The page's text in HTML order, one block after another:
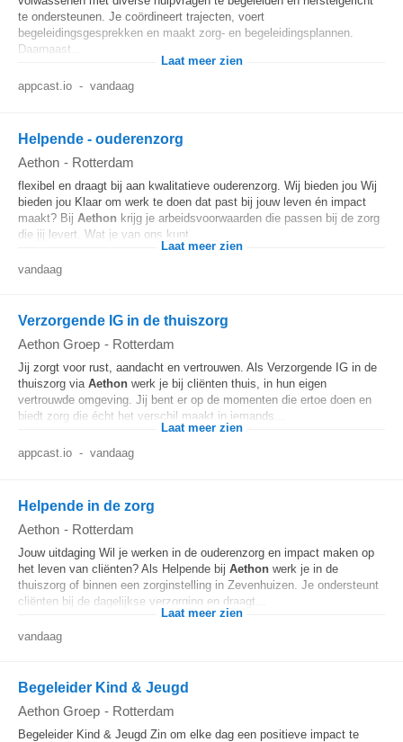
te ondersteunen. Je coördineert trajecten, voert
begeleidingsgesprekken en maakt zorg- en begeleidingsplannen.
Daarnaast...
Laat meer zien
appcast.io - vandaag
Helpende - ouderenzorg
Aethon - Rotterdam
flexibel en draagt bij aan kwalitatieve ouderenzorg. Wij bieden jou Wij
bieden jou Klaar om werk te doen dat past bij jouw leven én impact
maakt? Bij Aethon krijg je arbeidsvoorwaarden die passen bij de zorg
die jij levert. Wat je van ons kunt...
Laat meer zien
vandaag
Verzorgende IG in de thuiszorg
Aethon Groep - Rotterdam
Jij zorgt voor rust, aandacht en vertrouwen. Als Verzorgende IG in de
thuiszorg via Aethon werk je bij cliënten thuis, in hun eigen
vertrouwde omgeving. Jij bent er op de momenten die ertoe doen en
biedt zorg die écht het verschil maakt in iemands...
Laat meer zien
appcast.io - vandaag
Helpende in de zorg
Aethon - Rotterdam
Jouw uitdaging Wil je werken in de ouderenzorg en impact maken op
het leven van cliënten? Als Helpende bij Aethon werk je in de
thuiszorg of binnen een zorginstelling in Zevenhuizen. Je ondersteunt
cliënten bij de dagelijkse verzorging en draagt...
Laat meer zien
vandaag
Begeleider Kind & Jeugd
Aethon Groep - Rotterdam
Begeleider Kind & Jeugd Zin om elke dag een positieve impact te